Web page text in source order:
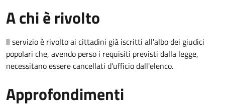
A chi è rivolto
Il servizio è rivolto ai cittadini già iscritti all'albo dei giudici
popolari che, avendo perso i requisiti previsti dalla legge,
necessitano essere cancellati d'ufficio dall'elenco.
Approfondimenti